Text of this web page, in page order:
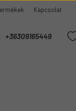
Kapcsolat
+36309165449